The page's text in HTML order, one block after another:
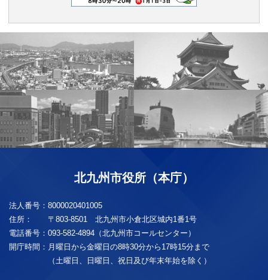
北九州市役所（本庁）
法人番号： 8000020401005
住所：
〒803-8501 北九州市小倉北区城内1番1号
電話番号： 093-582-4894（北九州市コールセンター）
開庁時間： 月曜日から金曜日の8時30分から17時15分まで
（土曜日、日曜日、祝日及び年末年始を除く）